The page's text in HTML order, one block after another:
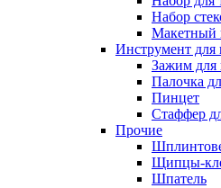
Набор
Макетный
Инструмент для
Зажим для
Палочка
Пинцет
Стаффер
Прочие
Щипцы-
Шпатель